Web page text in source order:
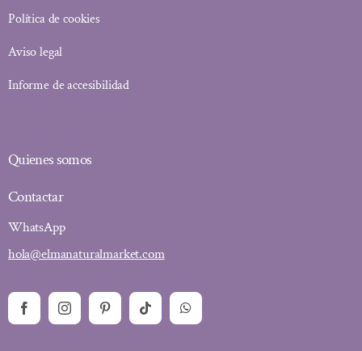
Política de cookies
Aviso legal
Informe de accesibilidad
Quienes somos
Contactar
WhatsApp
hola@elmanaturalmarket.com